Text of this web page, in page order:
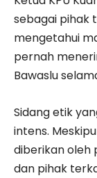
sebagai pihak
mengetahui
pernah
Bawaslu
Sidang etik
intens.
diberikan oleh
dan pihak